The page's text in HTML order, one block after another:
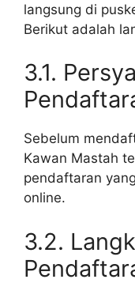
langsung di
Berikut adalah
3.1.
Sebelum
Kawan Mastah
pendaftaran
online.
3.2.